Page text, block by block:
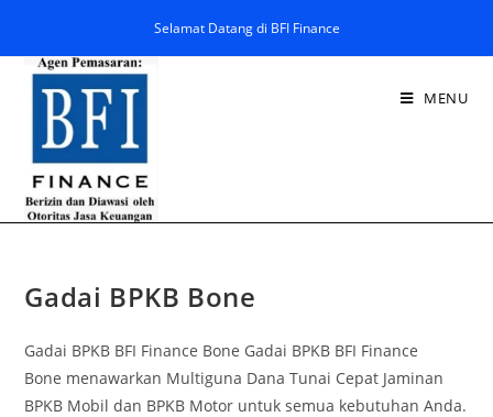
Selamat Datang di BFI Finance
MENU
Gadai BPKB Bone
Gadai BPKB BFI Finance Bone Gadai BPKB BFI Finance
Bone menawarkan Multiguna Dana Tunai Cepat Jaminan
BPKB Mobil dan BPKB Motor untuk semua kebutuhan Anda.